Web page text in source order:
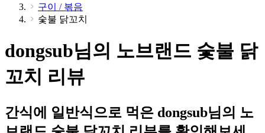
구이 / 볶음
숯불 닭꼬치
dongsub님의 노브랜드 숯불 닭
꼬치 리뷰
간식에 일반식으로 먹은 dongsub님의 노